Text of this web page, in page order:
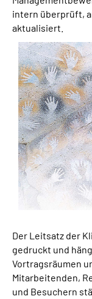
intern überprüft,
aktualisiert.
Der Leitsatz der
gedruckt und
Vortragsräumen
Mitarbeitenden,
und Besuchern